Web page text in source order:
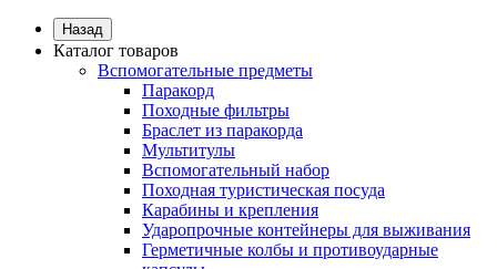
Назад
Каталог товаров
Вспомогательные предметы
Паракорд
Походные фильтры
Браслет из паракорда
Мультитулы
Вспомогательный набор
Походная туристическая посуда
Карабины и крепления
Ударопрочные контейнеры для выживания
Герметичные колбы и противоударные